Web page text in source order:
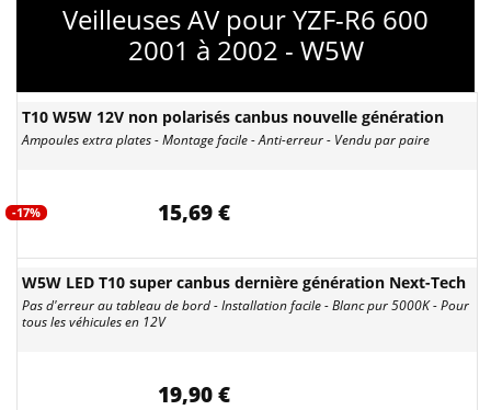
Veilleuses AV pour YZF-R6 600
2001 à 2002 - W5W
T10 W5W 12V non polarisés canbus nouvelle génération
Ampoules extra plates - Montage facile - Anti-erreur - Vendu par paire
-17% 15,69 €
W5W LED T10 super canbus dernière génération Next-Tech
Pas d'erreur au tableau de bord - Installation facile - Blanc pur 5000K - Pour
tous les véhicules en 12V
19,90 €